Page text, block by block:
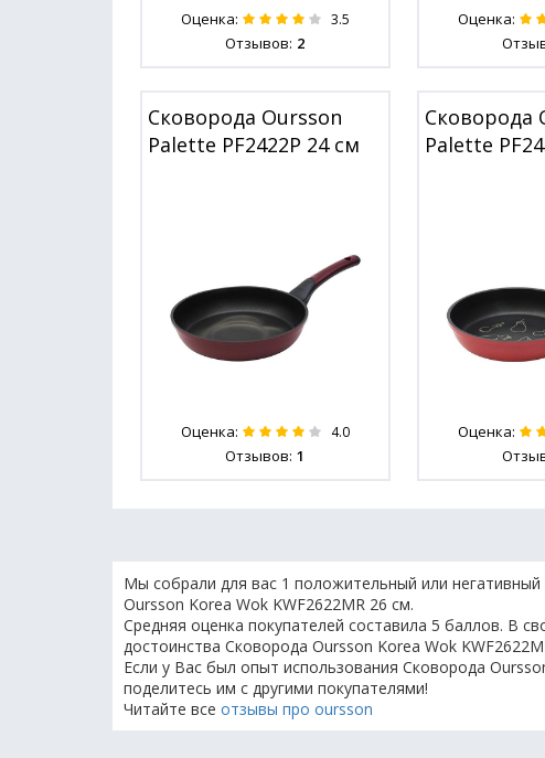
Оценка: 3.5
Отзывов: 2
Оценка:
Сковорода Oursson
Palette PF2422P 24 см
Оценка: 4.0
Отзывов: 1
Сковорода
Palette
Оценка:
Мы собрали для вас 1 положительный или
Oursson Korea Wok KWF2622MR 26 см.
Средняя оценка покупателей составила 5 баллов. В
достоинства Сковорода Oursson Korea Wok
Если у Вас был опыт использования Сковорода
поделитесь им с другими покупателями!
Читайте все отзывы про oursson